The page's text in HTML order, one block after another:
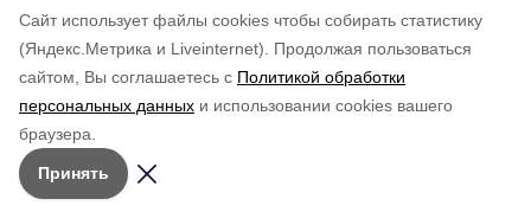
Cайт использует файлы cookies чтобы собирать статистику
(Яндекс.Метрика и Liveinternet).
Продолжая пользоваться
сайтом, Вы соглашаетесь с Политикой обработки
персональных данных и использовании cookies вашего
браузера.
Принять